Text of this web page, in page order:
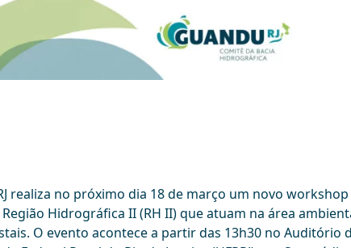
realiza no próximo dia 18 de março um novo
Hidrográfica II (RH II) que atuam na área
O evento acontece a partir das 13h30 no Auditório